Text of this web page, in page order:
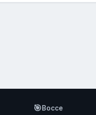
🎯Bocce